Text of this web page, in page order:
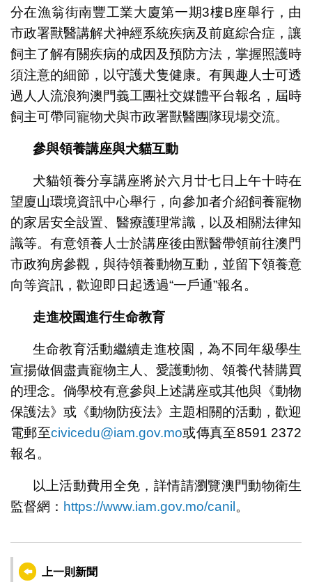
分在漁翁街南豐工業大廈第一期3樓B座舉行，由
市政署獸醫講解犬神經系統疾病及前庭綜合症，讓
飼主了解有關疾病的成因及預防方法，掌握照護時
須注意的細節，以守護犬隻健康。有興趣人士可透
過人人流浪狗澳門義工團社交媒體平台報名，屆時
飼主可帶同寵物犬與市政署獸醫團隊現場交流。
參與領養講座與犬貓互動
犬貓領養分享講座將於六月廿七日上午十時在
望廈山環境資訊中心舉行，向參加者介紹飼養寵物
的家居安全設置、醫療護理常識，以及相關法律知
識等。有意領養人士於講座後由獸醫帶領前往澳門
市政狗房參觀，與待領養動物互動，並留下領養意
向等資訊，歡迎即日起透過“一戶通”報名。
走進校園進行生命教育
生命教育活動繼續走進校園，為不同年級學生
宣揚做個盡責寵物主人、愛護動物、領養代替購買
的理念。倘學校有意參與上述講座或其他與《動物
保護法》或《動物防疫法》主題相關的活動，歡迎
電郵至civicedu@iam.gov.mo或傳真至8591 2372
報名。
以上活動費用全免，詳情請瀏覽澳門動物衛生
監督網： https://www.iam.gov.mo/canil 。
上一則新聞